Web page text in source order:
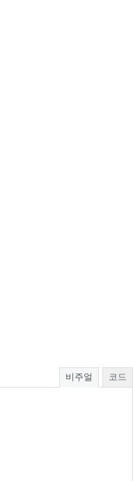
비주얼 코드